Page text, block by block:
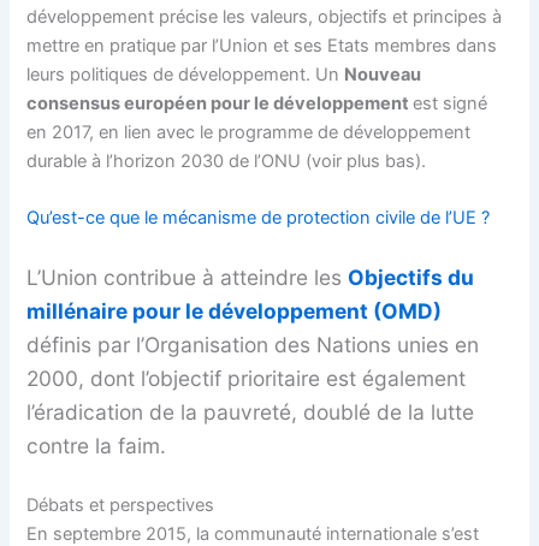
développement précise les valeurs, objectifs et principes à
mettre en pratique par l’Union et ses Etats membres dans
leurs politiques de développement. Un Nouveau
consensus européen pour le développementest signé
en 2017, en lien avec le programme de développement
durable à l’horizon 2030 de l’ONU (voir plus bas).
Qu’est-ce que le mécanisme de protection civile de l’UE ?
L’Union contribue à atteindre lesObjectifs du
millénaire pour le développement (OMD)
définis par l’Organisation des Nations unies en
2000, dont l’objectif prioritaire est également
l’éradication de la pauvreté, doublé de la lutte
contre la faim.
Débats et perspectives
En septembre 2015, la communauté internationale s’est